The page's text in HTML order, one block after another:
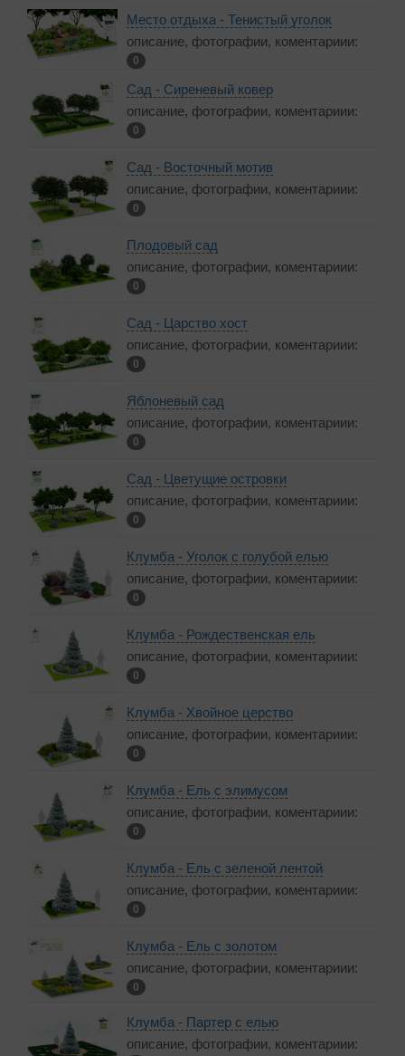
Место отдыха - Тенистый уголок
описание, фотографии, коментариии:
0
Сад - Сиреневый ковер
описание, фотографии, коментариии:
0
Сад - Восточный мотив
описание, фотографии, коментариии:
0
Плодовый сад
описание, фотографии, коментариии:
0
Сад - Царство хост
описание, фотографии, коментариии:
0
Яблоневый сад
описание, фотографии, коментариии:
0
Сад - Цветущие островки
описание, фотографии, коментариии:
0
Клумба - Уголок с голубой елью
описание, фотографии, коментариии:
0
Клумба - Рождественская ель
описание, фотографии, коментариии:
0
Клумба - Хвойное церство
описание, фотографии, коментариии:
0
Клумба - Ель с элимусом
описание, фотографии, коментариии:
0
Клумба - Ель с зеленой лентой
описание, фотографии, коментариии:
0
Клумба - Ель с золотом
описание, фотографии, коментариии:
0
Клумба - Партер с елью
описание, фотографии, коментариии: